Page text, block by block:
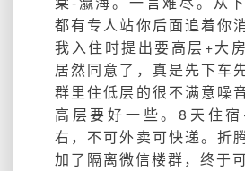
都有专人站你后面追着你
我入住时提出要高层+大
居然同意了，真是先下车
群里住低层的很不满意噪
高层要好一些。8天住
右，不可外卖可快递。折
加了隔离微信楼群，终于